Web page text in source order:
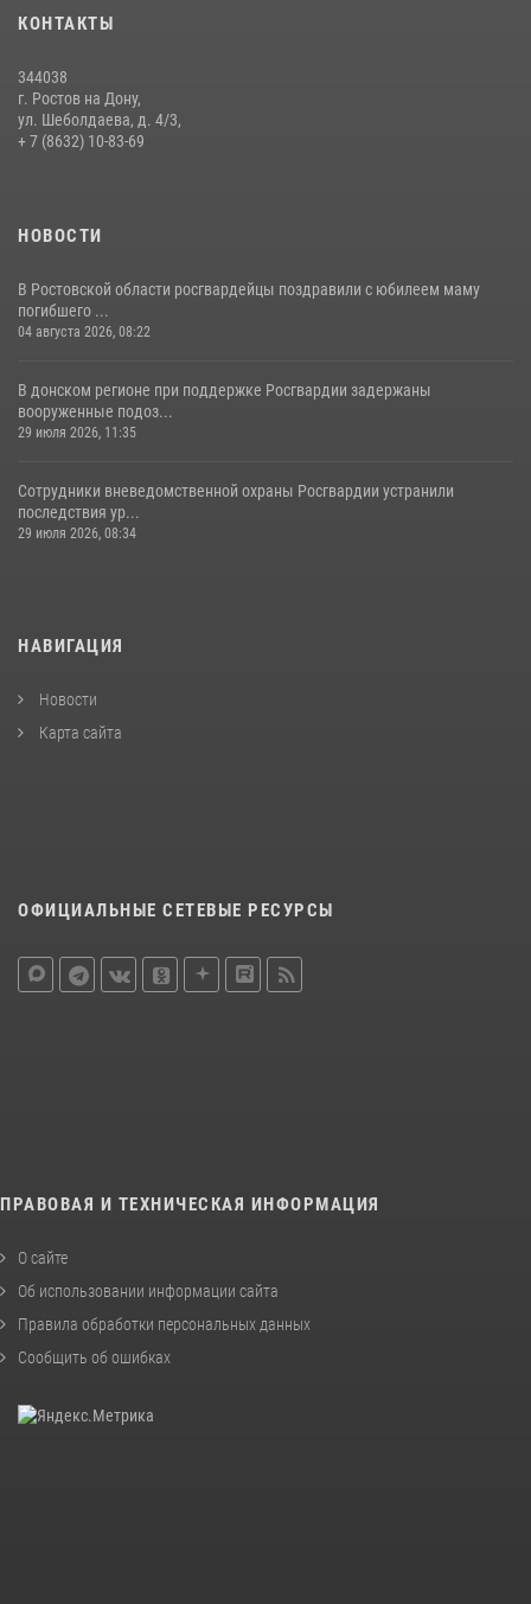
В донской столице Росгвардия приняла участие в оперативно-
профилактических мероприятиях в районе рынков «Темерник»
27 июля 2026, 12:35
КОНТАКТЫ
344038
г. Ростов на Дону,
ул. Шеболдаева, д. 4/3,
+ 7 (8632) 10-83-69
НОВОСТИ
В Ростовской области росгвардейцы поздравили с юбилеем маму
погибшего ...
04 августа 2026, 08:22
В донском регионе при поддержке Росгвардии задержаны
вооруженные подоз...
29 июля 2026, 11:35
Сотрудники вневедомственной охраны Росгвардии устранили
последствия ур...
29 июля 2026, 08:34
НАВИГАЦИЯ
Новости
Карта сайта
ОФИЦИАЛЬНЫЕ СЕТЕВЫЕ РЕСУРСЫ
ПРАВОВАЯ И ТЕХНИЧЕСКАЯ ИНФОРМАЦИЯ
О сайте
Об использовании информации сайта
Правила обработки персональных данных
Сообщить об ошибках